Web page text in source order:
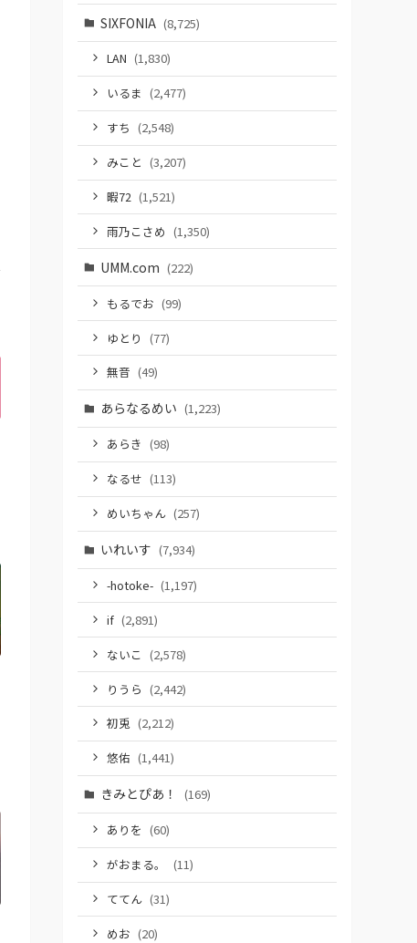
SIXFONIA (8,725)
LAN (1,830)
いるま (2,477)
すち (2,548)
みこと (3,207)
暇72 (1,521)
雨乃こさめ (1,350)
UMM.com (222)
もるでお (99)
ゆとり (77)
無音 (49)
あらなるめい (1,223)
あらき (98)
なるせ (113)
めいちゃん (257)
いれいす (7,934)
-hotoke- (1,197)
if (2,891)
ないこ (2,578)
りうら (2,442)
初兎 (2,212)
悠佑 (1,441)
きみとぴあ！ (169)
ありを (60)
がおまる。
(11)
ててん (31)
めお (20)